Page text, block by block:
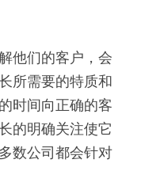
他们的客户，会
所需要的特质和
时间向正确的客
的明确关注使它
数公司都会针对